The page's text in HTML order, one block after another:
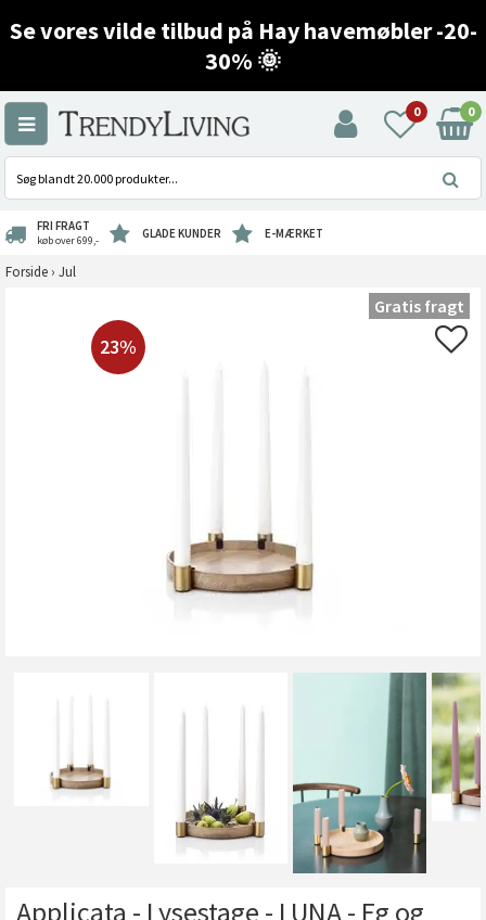
Se vores vilde tilbud på Hay havemøbler -20-
30% 🌞
0 0
FRI FRAGT
køb over 699,- GLADE KUNDER E-MÆRKET
Forside › Jul
23%
Gratis fragt
Applicata - Lysestage - LUNA - Eg og